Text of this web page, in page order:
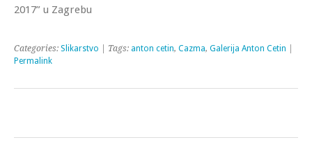
2017” u Zagrebu
Categories: Slikarstvo | Tags: anton cetin, Cazma, Galerija Anton Cetin
Permalink